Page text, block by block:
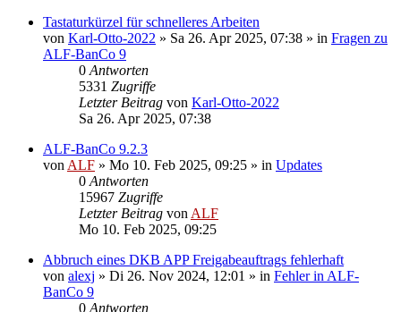
Tastaturkürzel für schnelleres Arbeiten
von Karl-Otto-2022 » Sa 26. Apr 2025, 07:38 » in Fragen zu
ALF-BanCo 9
0 Antworten
5331 Zugriffe
Letzter Beitrag von Karl-Otto-2022
Sa 26. Apr 2025, 07:38
ALF-BanCo 9.2.3
von ALF » Mo 10. Feb 2025, 09:25 » in Updates
0 Antworten
15967 Zugriffe
Letzter Beitrag von ALF
Mo 10. Feb 2025, 09:25
Abbruch eines DKB APP Freigabeauftrags fehlerhaft
von alexj » Di 26. Nov 2024, 12:01 » in Fehler in ALF-
BanCo 9
0 Antworten